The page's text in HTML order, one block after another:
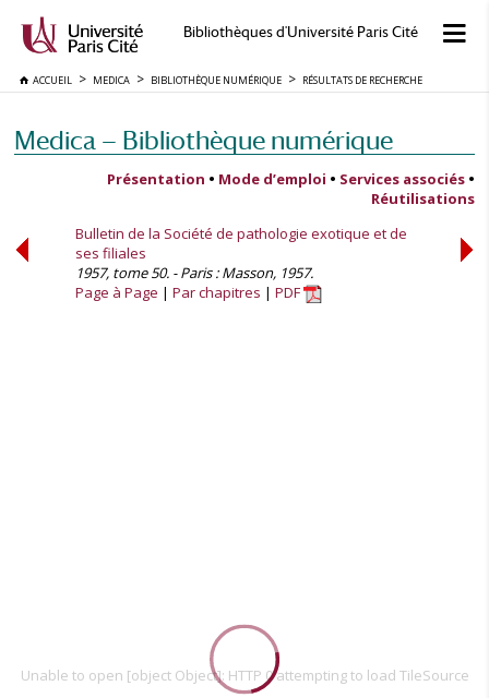
Bibliothèques d'Université Paris Cité
ACCUEIL MEDICA BIBLIOTHÈQUE NUMÉRIQUE RÉSULTATS DE RECHERCHE
Medica — Bibliothèque numérique
Présentation • Mode d’emploi • Services associés •
Réutilisations
Bulletin de la Société de pathologie exotique et de
ses filiales
1957, tome 50. - Paris : Masson, 1957.
Page à Page
Par chapitres PDF
Unable to open [object Object]: HTTP 0 attempting to load TileSource